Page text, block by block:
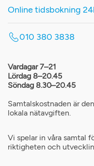
Online tidsbokning
010 380 3838
Vardagar 7–21
Lördag 8–20.45
Söndag 8.30–20.45
Samtalskostnaden är
lokala nätavgiften.
Vi spelar in våra samtal
riktigheten och